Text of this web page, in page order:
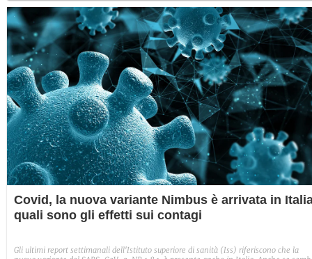
necessarie le informazioni che la Cina continua a tenere segrete.
Covid, la nuova variante Nimbus è arrivata in
quali sono gli effetti sui contagi
Gli ultimi report settimanali dell'Istituto superiore di sanità (Iss) riferiscono che la